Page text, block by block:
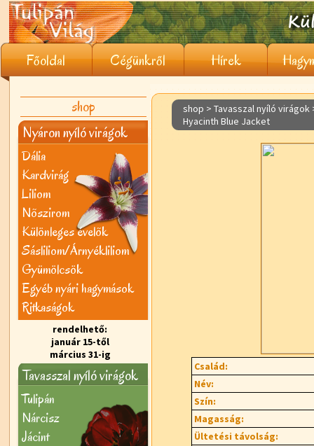
Főoldal Cégünkről Hírek
shop
Nyáron nyíló virágok
Dália
Kardvirág
Liliom
Nõszirom
Különleges évelõk
Sásliliom/Árnyékliliom
Gyümölcsök
Egyéb nyári hagymások
Ritkaságok
rendelhető:
január 15-től
március 31-ig
Tavasszal nyíló virágok
Tulipán
Nárcisz
Jácint
shop > Tavasszal nyíló virágok
Hyacinth Blue Jacket
Család:
Név:
Szín:
Magasság:
Ültetési távolság: